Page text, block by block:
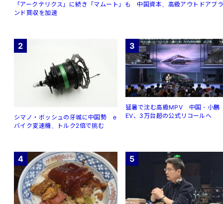
「アークテリクス」に続き「マムート」も 中国資本、高級アウトドアブ
ンド買収を加速
2
シマノ・ボッシュの牙城に中国勢 e
バイク変速機、トルク2倍で挑む
3
猛暑で沈む高級MPV 中国・小鵬
EV、3万台超の公式リコールへ
4 5